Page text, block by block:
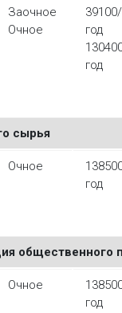
Заочное
Очное
39100/
год
год
сырья
Очное
год
общественного
Очное
год